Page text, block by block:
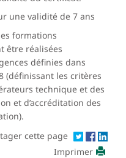
une validité de 7 ans
formations
être réalisées
définies dans
(définissant les critères
technique et des
et d’accréditation des
cette page
Imprimer